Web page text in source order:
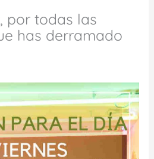
por todas las
has derramado